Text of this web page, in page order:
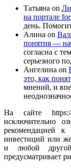
Татьяна on
на портале
день.
Алина on
понятия —
согласна с
серьезного
Ангелина on
это, как
мнений, и
На сайте
исключительно
рекомендацией к
инвестиций или
и любой другой
предусматривает